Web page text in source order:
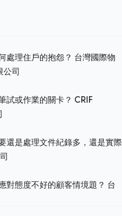
處理住戶的抱怨？ 台灣國際物
公司
試或作業的關卡？ CRIF
還是處理文件紀錄多，還是實際
對態度不好的顧客情境題？ 台